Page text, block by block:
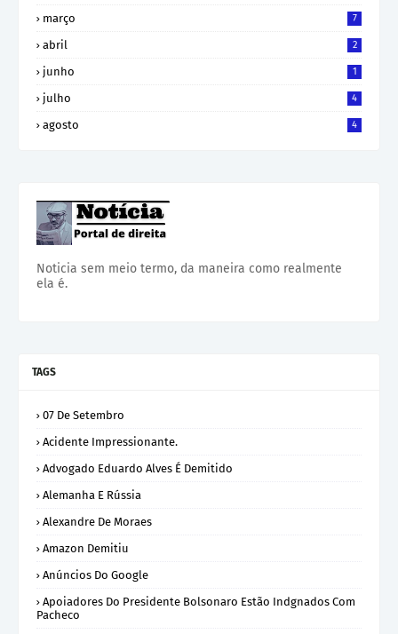
março 7
abril 2
junho 1
julho 4
agosto 4
Noticia sem meio termo, da maneira como realmente
ela é.
TAGS
07 De Setembro
Acidente Impressionante.
Advogado Eduardo Alves É Demitido
Alemanha E Rússia
Alexandre De Moraes
Amazon Demitiu
Anúncios Do Google
Apoiadores Do Presidente Bolsonaro Estão Indgnados Com
Pacheco